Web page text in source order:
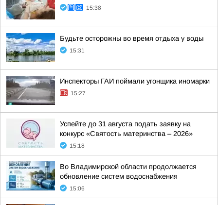
15:38
Будьте осторожны во время отдыха у воды
15:31
Инспекторы ГАИ поймали угонщика иномарки
15:27
Успейте до 31 августа подать заявку на
конкурс «Святость материнства – 2026»
15:18
Во Владимирской области продолжается
обновление систем водоснабжения
15:06